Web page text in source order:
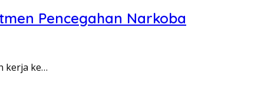
Pencegahan Narkoba
kerja ke…